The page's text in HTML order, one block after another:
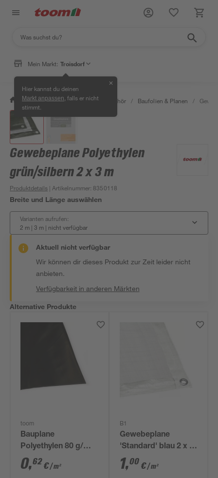
Mein Markt: Troisdorf
Hier kannst du deinen
Markt anpassen , falls er nicht
stimmt.
✕
/ Bauen & Renovieren / Bauzubehör / Baufolien & Planen /
Gewebeplane Polyethylen
grün/silbern 2 x 3 m
Produktdetails | Artikelnummer: 8350118
Breite und Länge auswählen
Varianten aufrufen:
2 m | 3 m | nicht verfügbar
Aktuell nicht verfügbar
Wir können dir dieses Produkt zur Zeit leider nicht
anbieten.
Verfügbarkeit in anderen Märkten
Alternative Produkte
toom
Bauplane
Polyethylen 80 g/m²
schwarz 4 x 4 m
0,62€/ m²
B1
Gewebeplane
'Standard' blau 2 x 3
m
1,00 €/ m²